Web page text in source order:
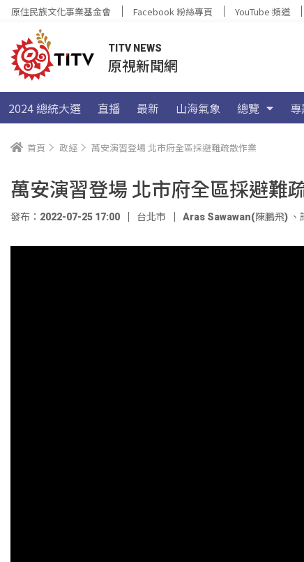
原住民族文化事業基金會 Facebook 粉絲專頁 YouTube 頻道
TITV NEWS
原視新聞網
2024 總統大選 直播 最新 山海氣象 總覽
首頁 政經 萬安演習登場 北市府全區採避難疏散作業
萬安演習登場 北市府全區採避難
發布：2022-07-25 17:00 台北市 Aras Sawawan(陳鵬飛) 、